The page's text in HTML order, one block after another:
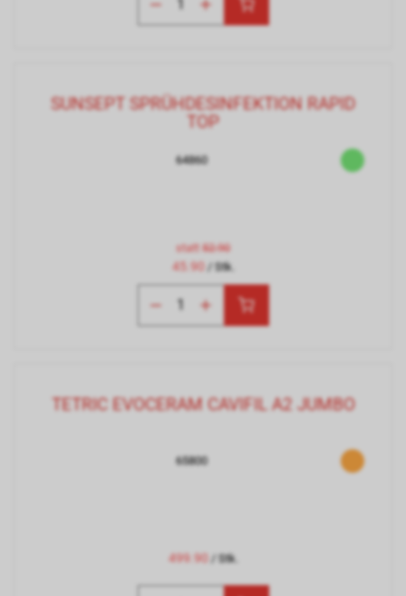
SUNSEPT SPRÜHDESINFEKTION RAPID
TOP
64860
statt 52.90
45.90 / Stk.
TETRIC EVOCERAM CAVIFIL A2 JUMBO
65800
499.90 / Stk.